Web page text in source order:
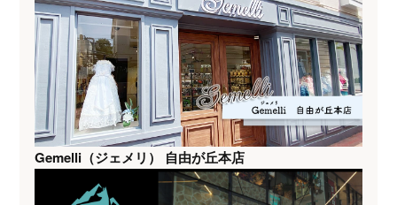
Gemelli（ジェメリ） 自由が丘本店